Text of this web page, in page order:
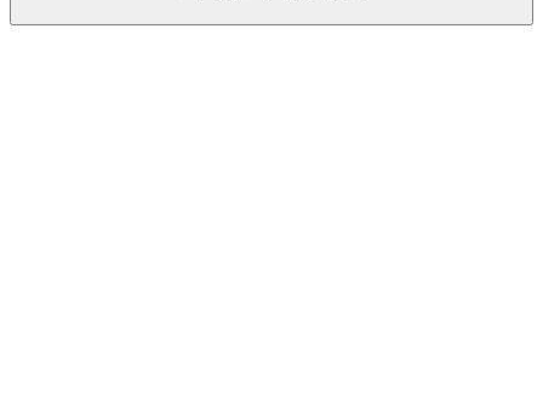
整合性の取れた正確なオムニチャネル商品ラインナップで、市